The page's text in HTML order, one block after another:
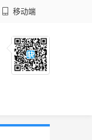
移动端